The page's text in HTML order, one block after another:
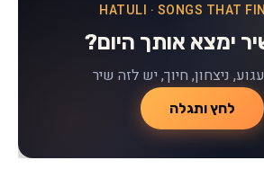
HATULI · SONGS THAT
ימצא אותך היום?
ניצחון, חיוך, יש לזה שיר
לחץ ותגלה